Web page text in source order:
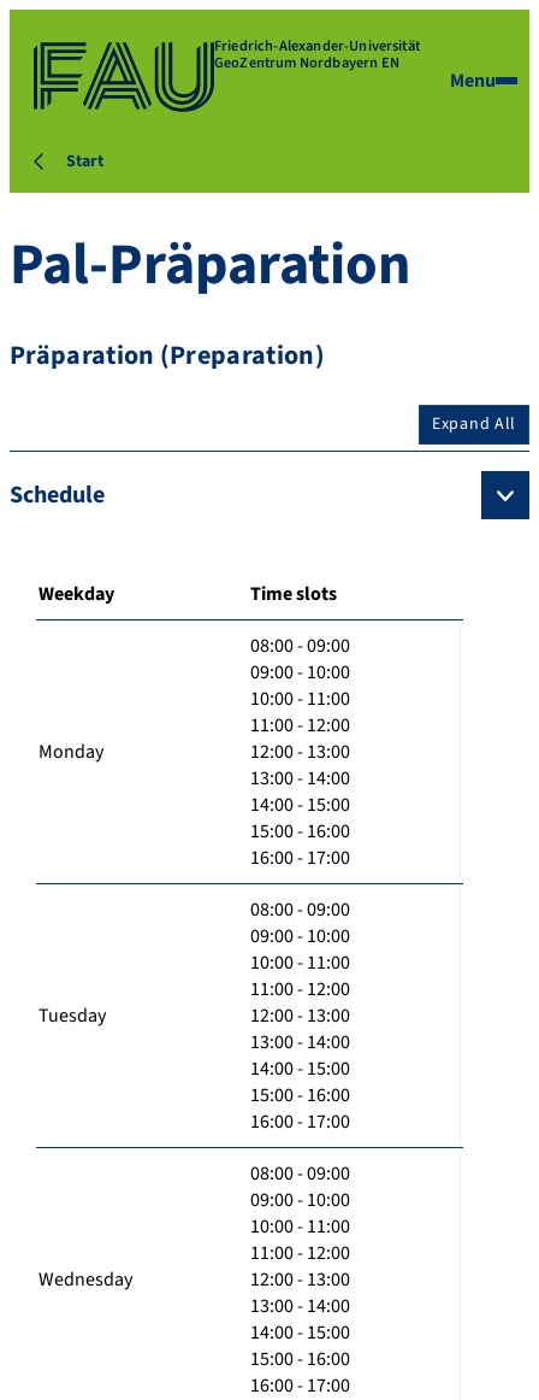
Friedrich-Alexander-Universität
GeoZentrum Nordbayern EN
Menu
Start
Pal-Präparation
Präparation (Preparation)
Expand All
Schedule
Weekday Time slots
Monday
08:00 - 09:00
09:00 - 10:00
10:00 - 11:00
11:00 - 12:00
12:00 - 13:00
13:00 - 14:00
14:00 - 15:00
15:00 - 16:00
16:00 - 17:00
Tuesday
08:00 - 09:00
09:00 - 10:00
10:00 - 11:00
11:00 - 12:00
12:00 - 13:00
13:00 - 14:00
14:00 - 15:00
15:00 - 16:00
16:00 - 17:00
Wednesday
08:00 - 09:00
09:00 - 10:00
10:00 - 11:00
11:00 - 12:00
12:00 - 13:00
13:00 - 14:00
14:00 - 15:00
15:00 - 16:00
16:00 - 17:00